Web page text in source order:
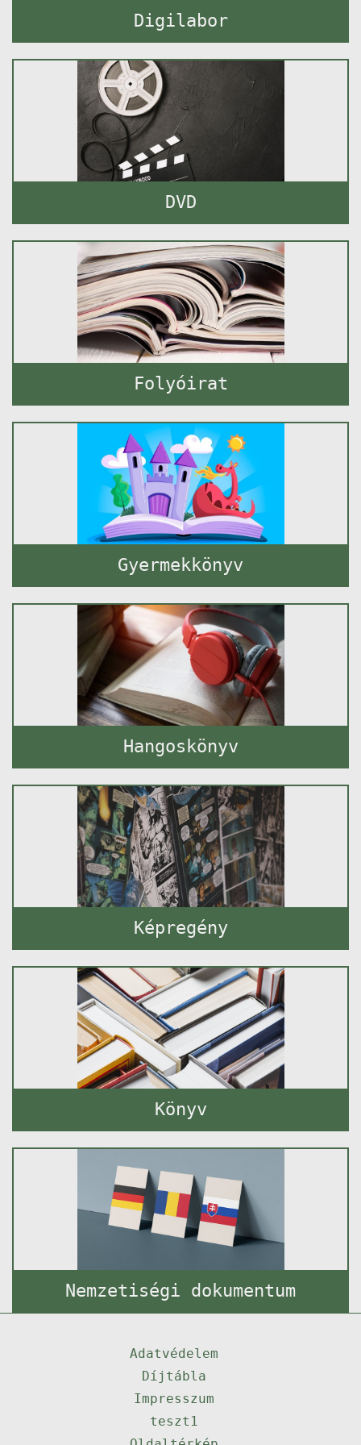
Digilabor
DVD
Folyóirat
Gyermekkönyv
Hangoskönyv
Képregény
Könyv
Nemzetiségi dokumentum
Adatvédelem
Díjtábla
Impresszum
teszt1